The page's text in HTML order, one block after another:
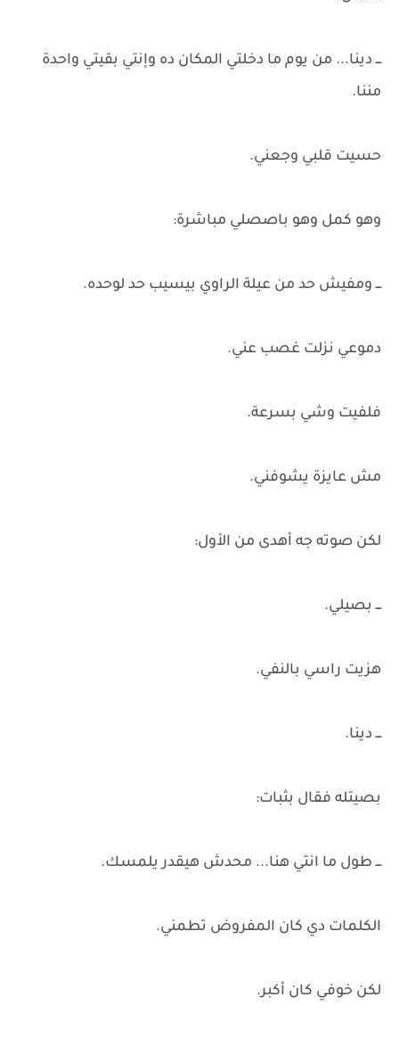
ـــ دينا... من يوم ما دخلتي المكان ده وإنتي بقيتي واحدة
مننا.
حسيت قلبي وجعني.
وهو كمل وهو باصصلي مباشرة:
ـــ ومفيش حد من عيلة الراوي بيسيب حد لوحده.
دموعي نزلت غصب عني.
فلفيت وشي بسرعة.
مش عايزة يشوفني.
لكن صوته جه أهدى من الأول:
ـــ بصيلي.
هزيت راسي بالنفي.
ـــ دينا.
بصيتله فقال بثبات:
ـــ طول ما انتي هنا... محدش هيقدر يلمسك.
الكلمات دي كان المفروض تطمني.
لكن خوفي كان أكبر.